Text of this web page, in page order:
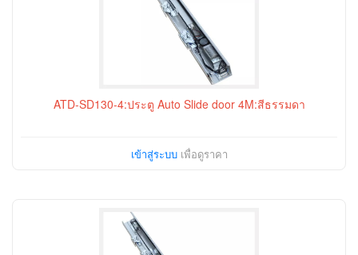
ATD-SD130-4:ประตู Auto Slide door 4M:สีธรรมดา
เข้าสู่ระบบเพื่อดูราคา